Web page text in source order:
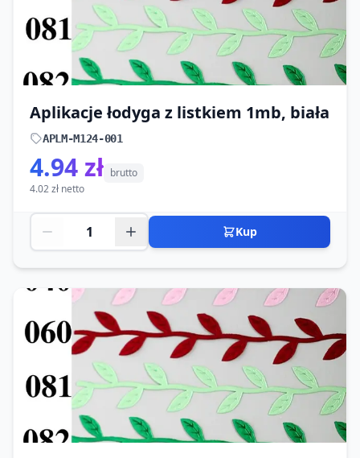
Aplikacje łodyga z listkiem 1mb, biała
APLM-M124-001
4.94 zł brutto
4.02 zł netto
Kup